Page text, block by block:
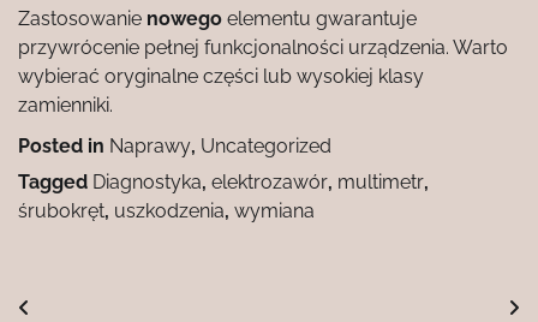
Zastosowanie nowego elementu gwarantuje
przywrócenie pełnej funkcjonalności urządzenia. Warto
wybierać oryginalne części lub wysokiej klasy
zamienniki.
Posted in Naprawy, Uncategorized
Tagged Diagnostyka, elektrozawór, multimetr,
śrubokręt, uszkodzenia, wymiana
Nawigacja